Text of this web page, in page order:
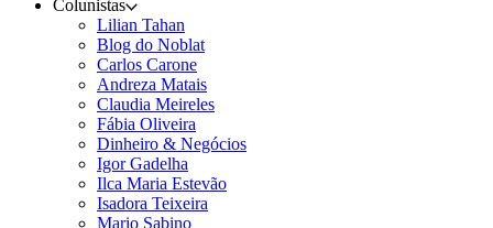
Colunistas
Lilian Tahan
Blog do Noblat
Carlos Carone
Andreza Matais
Claudia Meireles
Fábia Oliveira
Dinheiro & Negócios
Igor Gadelha
Ilca Maria Estevão
Isadora Teixeira
Mario Sabino